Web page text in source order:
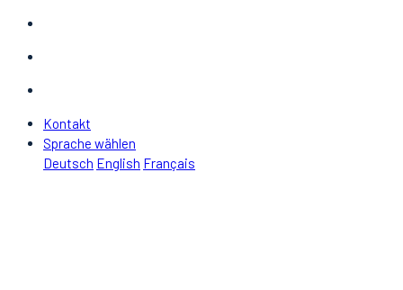
Kontakt
Sprache wählen
Deutsch English Français